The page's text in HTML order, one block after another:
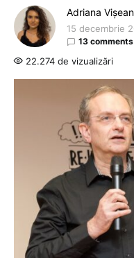
Adriana Vișean
15 decembrie
13 comments
22.274 de vizualizări